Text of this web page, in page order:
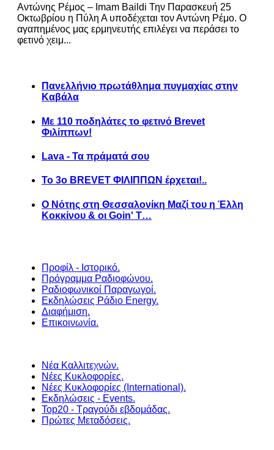
Αντώνης Ρέμος – Imam Baildi Την Παρασκευή 25
Οκτωβρίου η Πύλη Α υποδέχεται τον Αντώνη Ρέμο. Ο
αγαπημένος μας ερμηνευτής επιλέγει να περάσει το
φετινό χειμ...
Πανελλήνιο πρωτάθλημα πυγμαχίας στην
Καβάλα
Με 110 ποδηλάτες το φετινό Brevet
Φιλίππων!
Lava - Τα πράματά σου
Το 3ο BREVET ΦΙΛΙΠΠΩΝ έρχεται!..
Ο Νότης στη Θεσσαλονίκη Μαζί του η Έλλη
Κοκκίνου & οι Goin' T…
Προφίλ - Ιστορικό.
Πρόγραμμα Ραδιοφώνου.
Ραδιοφωνικοί Παραγωγοί.
Εκδηλώσεις Ράδιο Energy.
Διαφήμιση.
Επικοινωνία.
Νέα Καλλιτεχνών.
Νέες Κυκλοφορίες.
Νέες Κυκλοφορίες (International).
Εκδηλώσεις - Events.
Top20 - Τραγούδι εβδομάδας.
Πρώτες Μεταδόσεις.